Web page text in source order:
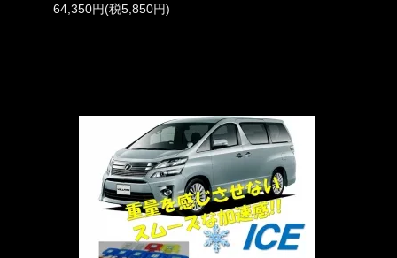
64,350円(税5,850円)